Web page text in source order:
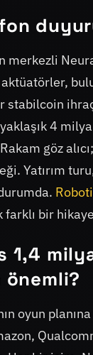
merkezli
aktüatörler,
4
göz
Yatırım
bir
1,4
önemli?
oyun